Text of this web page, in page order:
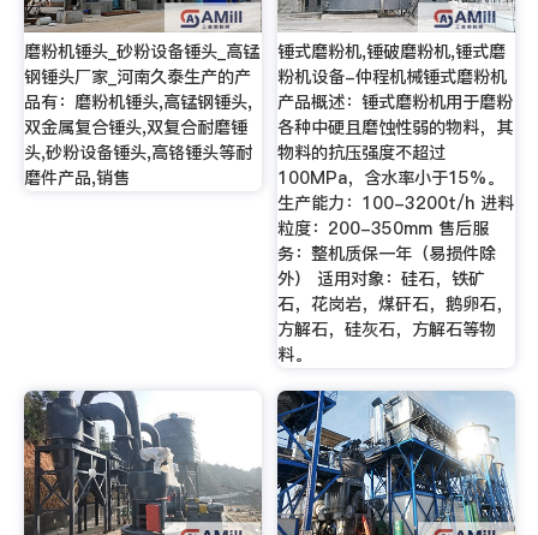
磨粉机锤头_砂粉设备锤头_高锰
钢锤头厂家_河南久泰生产的产
品有：磨粉机锤头,高锰钢锤头,
双金属复合锤头,双复合耐磨锤
头,砂粉设备锤头,高铬锤头等耐
磨件产品,销售
锤式磨粉机,锤破磨粉机,锤式磨
粉机设备-仲程机械锤式磨粉机
产品概述：锤式磨粉机用于磨粉
各种中硬且磨蚀性弱的物料，其
物料的抗压强度不超过
100MPa，含水率小于15%。
生产能力：100-3200t/h 进料
粒度：200-350mm 售后服
务：整机质保一年（易损件除
外） 适用对象：硅石，铁矿
石，花岗岩，煤矸石，鹅卵石，
方解石，硅灰石，方解石等物
料。